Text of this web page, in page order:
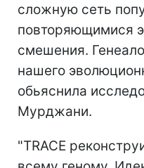
сложную сеть
повторяющимися
смешения.
нашего
обьяснила
Мурджани.
"TRACE